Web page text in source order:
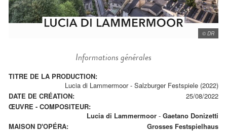
© DR
Informations générales
TITRE DE LA PRODUCTION:
Lucia di Lammermoor - Salzburger Festspiele (2022)
DATE DE CRÉATION:
25/08/2022
ŒUVRE - COMPOSITEUR:
Lucia di Lammermoor - Gaetano Donizetti
MAISON D'OPÉRA:
Grosses Festspielhaus